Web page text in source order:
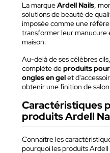
La marqueArdell Nails,
solutions de beauté de
imposée comme une
transformer leur manucure
maison.
Au-delà de ses célèbres
complète deproduits
ongles en gelet
obtenir une finition de
Caractéristiques
produits Ardell
Connaître les
pourquoi les produits